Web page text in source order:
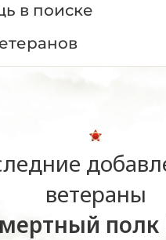
в поиске
ветераны
полк